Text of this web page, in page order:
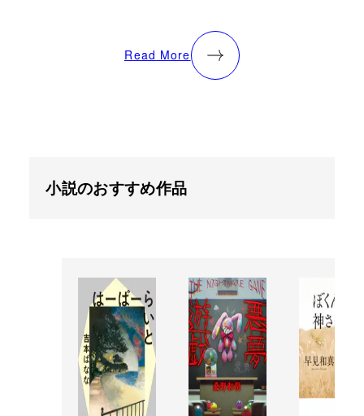
Read More
小説のおすすめ作品